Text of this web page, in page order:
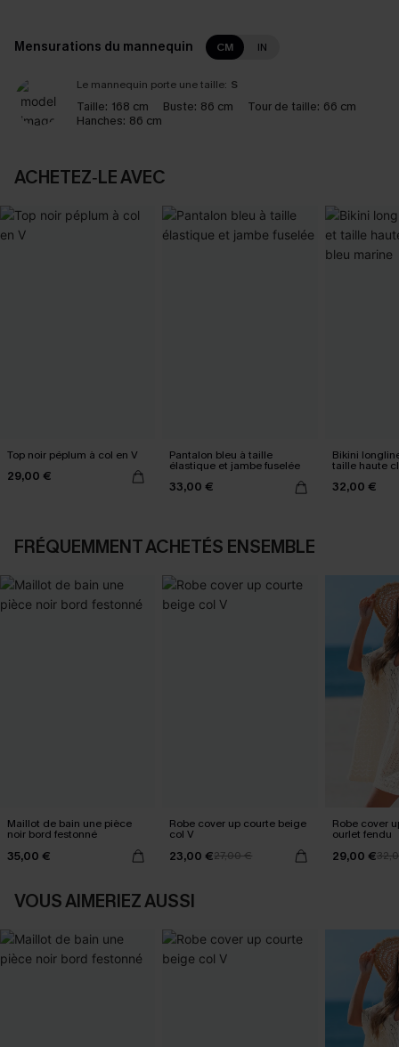
Mensurations du mannequin CM IN
Le mannequin porte une taille: S
Taille: 168 cm Buste: 86 cm Tour de taille: 66 cm
Hanches: 86 cm
ACHETEZ‑LE AVEC
Top noir péplum à col en V
29,00 €
Pantalon bleu à taille
élastique et jambe fuselée
33,00 €
Bikini
taille haute
32,00 €
FRÉQUEMMENT ACHETÉS ENSEMBLE
Maillot de bain une pièce
noir bord festonné
35,00 €
Robe cover up courte beige
col V
23,00 €27,00 €
Robe cover
ourlet fendu
29,00 €
VOUS AIMERIEZ AUSSI